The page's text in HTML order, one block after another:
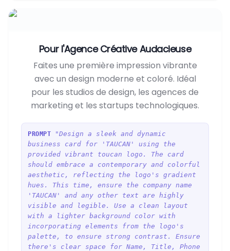
Pour l'Agence Créative Audacieuse
Faites une première impression vibrante
avec un design moderne et coloré. Idéal
pour les studios de design, les agences de
marketing et les startups technologiques.
PROMPT
"Design a sleek and dynamic
business card for 'TAUCAN' using the
provided vibrant toucan logo. The card
should embrace a contemporary and colorful
aesthetic, reflecting the logo's gradient
hues. This time, ensure the company name
'TAUCAN' and any other text are highly
visible and legible. Use a clean layout
with a lighter background color with
incorporating elements from the logo's
palette, to ensure strong contrast. Ensure
there's clear space for Name, Title, Phone